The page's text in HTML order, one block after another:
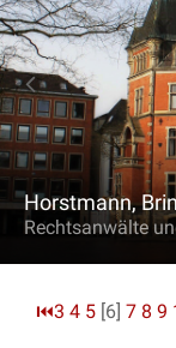
Horstmann,
Rechtsanwälte
⏮3 4 5 [6] 7 8 9